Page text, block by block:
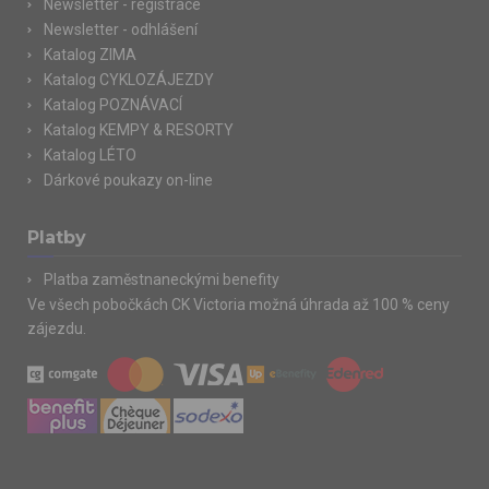
Newsletter - registrace
Newsletter - odhlášení
Katalog ZIMA
Katalog CYKLOZÁJEZDY
Katalog POZNÁVACÍ
Katalog KEMPY & RESORTY
Katalog LÉTO
Dárkové poukazy on-line
Platby
Platba zaměstnaneckými benefity
Ve všech pobočkách CK Victoria možná úhrada až 100 % ceny
zájezdu.